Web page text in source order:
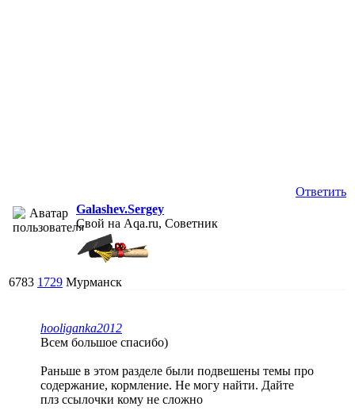
Ответить
Galashev.Sergey
Свой на Aqa.ru, Советник
6783 1729 Мурманск
hooliganka2012
Всем большое спасибо)
Раньше в этом разделе были подвешены темы про
содержание, кормление. Не могу найти. Дайте
плз ссылочки кому не сложно